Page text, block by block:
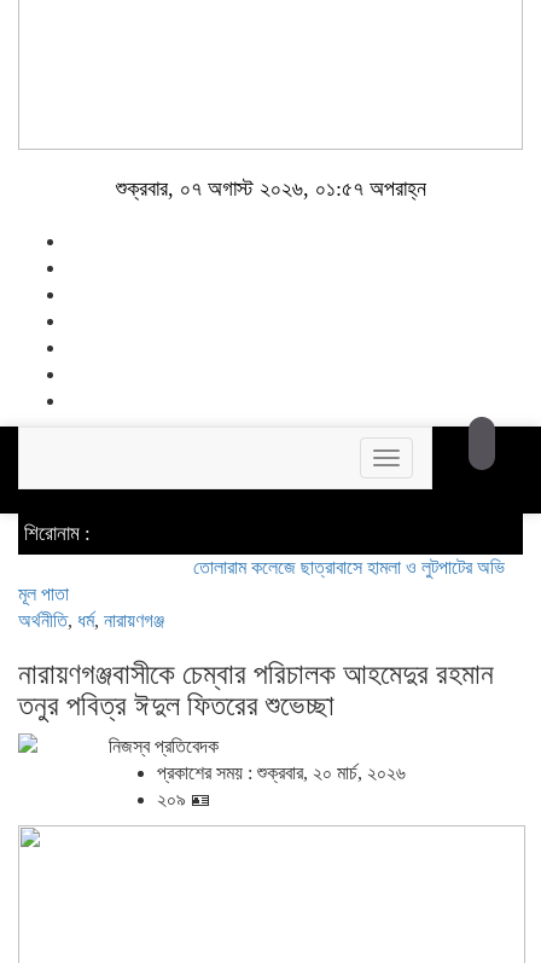
শুক্রবার, ০৭ অগাস্ট ২০২৬, ০১:৫৭ অপরাহ্ন
Toggle
navigation
শিরোনাম :
তোলারাম কলেজে ছাত্রাবাসে হামলা ও লুটপাটের অভিযোগ
মূল পাতা
অর্থনীতি, ধর্ম, নারায়ণগঞ্জ
নারায়ণগঞ্জবাসীকে চেম্বার পরিচালক আহমেদুর রহমান
তনুর পবিত্র ঈদুল ফিতরের শুভেচ্ছা
নিজস্ব প্রতিবেদক
প্রকাশের সময় : শুক্রবার, ২০ মার্চ, ২০২৬
২০৯ 🪪